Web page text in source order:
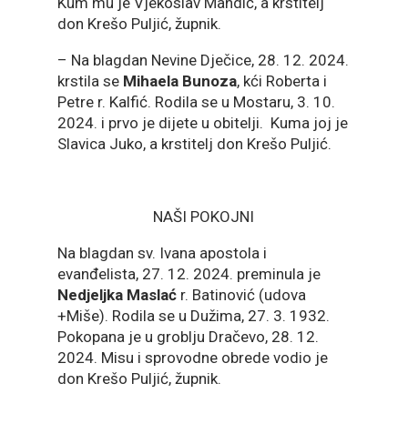
don Krešo Puljić, župnik.
– Na blagdan Nevine Dječice, 28. 12. 2024.
krstila se Mihaela Bunoza, kći Roberta i
Petre r. Kalfić. Rodila se u Mostaru, 3. 10.
2024. i prvo je dijete u obitelji. Kuma joj je
Slavica Juko, a krstitelj don Krešo Puljić.
NAŠI POKOJNI
Na blagdan sv. Ivana apostola i
evanđelista, 27. 12. 2024. preminula je
Nedjeljka Maslaćr. Batinović (udova
+Miše). Rodila se u Dužima, 27. 3. 1932.
Pokopana je u groblju Dračevo, 28. 12.
2024. Misu i sprovodne obrede vodio je
don Krešo Puljić, župnik.